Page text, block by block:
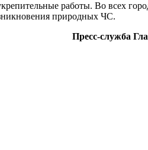
работы. Во всех
природных ЧС.
Пресс-служба